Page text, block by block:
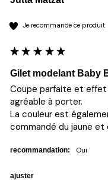
Je recommande ce produit
Gilet modelant Baby
Coupe parfaite et
agréable à porter.
La couleur est
commandé du jaune et
recommandation: oui
ajuster